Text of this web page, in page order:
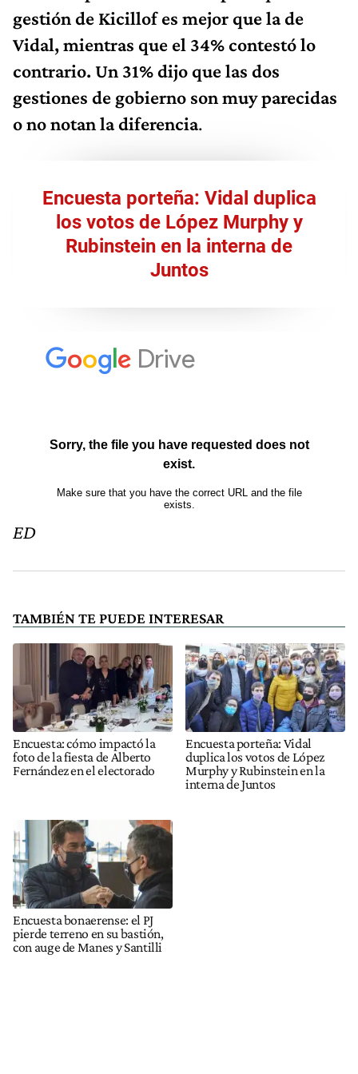
gestión de Kicillof es mejor que la de
Vidal, mientras que el 34% contestó lo
contrario. Un 31% dijo que las dos
gestiones de gobierno son muy parecidas
o no notan la diferencia.
Encuesta porteña: Vidal duplica
los votos de López Murphy y
Rubinstein en la interna de
Juntos
ED
TAMBIÉN TE PUEDE INTERESAR
Encuesta: cómo impactó la
foto de la fiesta de Alberto
Fernández en el electorado
Encuesta porteña: Vidal
duplica los votos de López
Murphy y Rubinstein en la
interna de Juntos
Encuesta bonaerense: el PJ
pierde terreno en su bastión,
con auge de Manes y Santilli